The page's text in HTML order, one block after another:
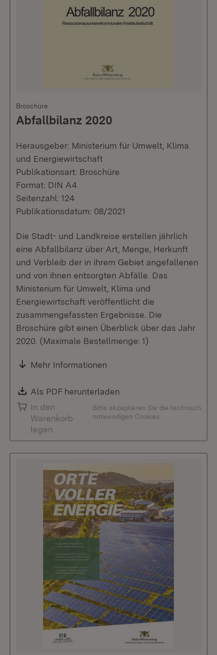
Broschüre
Abfallbilanz 2020
Herausgeber: Ministerium für Umwelt, Klima
und Energiewirtschaft
Publikationsart: Broschüre
Format: DIN A4
Seitenzahl: 124
Publikationsdatum: 08/2021
Die Stadt- und Landkreise erstellen jährlich
eine Abfallbilanz über Art, Menge, Herkunft
und Verbleib der in ihrem Gebiet angefallenen
und von ihnen entsorgten Abfälle. Das
Ministerium für Umwelt, Klima und
Energiewirtschaft veröffentlicht die
zusammengefassten Ergebnisse. Die
Broschüre gibt einen Überblick über das Jahr
2020. (Maximale Bestellmenge: 1)
Mehr Informationen
Download:
Als PDF herunterladen
In den
Warenkorb
legen
Bitte akzeptieren Sie die technisch
notwendigen Cookies